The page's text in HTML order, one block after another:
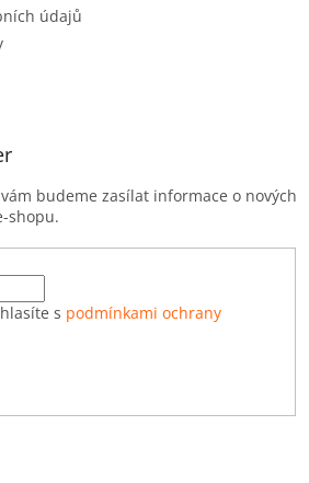
údajů
budeme zasílat informace o nových
shopu.
s podmínkami ochrany